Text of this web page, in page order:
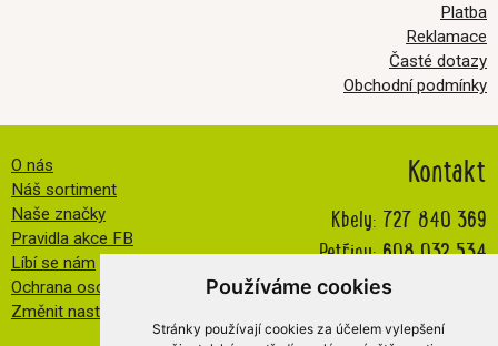
Používáme cookies
Stránky používají cookies za účelem vylepšení
Kontakt
Kbely: 727 840 369
Petřiny:608 032 534
info@veselatkanicka.cz
Platba
Reklamace
Časté dotazy
Obchodní podmínky
O nás
Náš sortiment
Naše značky
Pravidla akce FB
Líbí se nám
Ochrana osobních údajů
Změnit nastavení cookies